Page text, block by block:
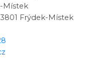
Místek
Frýdek-Místek